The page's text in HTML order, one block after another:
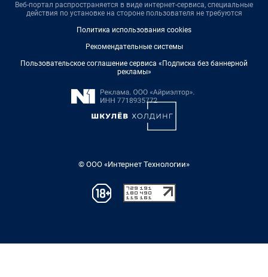
Веб-портал распространяется в виде интернет-сервиса, специальные
действия по установке на стороне пользователя не требуются
Политика использования cookies
Рекомендательные системы
Пользовательское соглашение сервиса «Подписка без баннерной
рекламы»
© ООО «Интернет Технологии»